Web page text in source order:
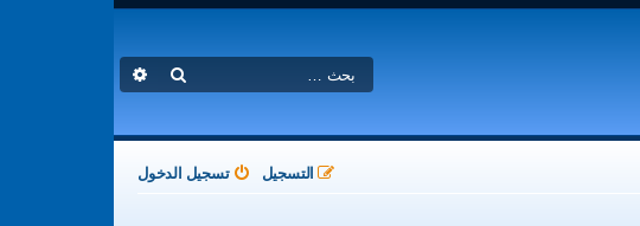
بحث
تسجيل الدخول
التسجيل